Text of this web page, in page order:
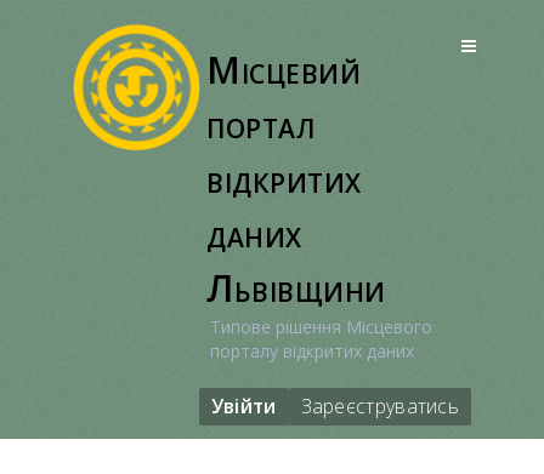
Місцевий
портал
відкритих
даних
Львівщини
Типове рішення Місцевого
порталу відкритих даних
Увійти Зареєструватись